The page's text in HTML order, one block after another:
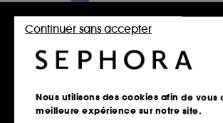
BYOMA
Hydrating Serum
19,00€
THE
Solution à
11,50€
Nous utilisons des cookies afin de vous
meilleure expérience sur notre site.
Continuer sans accepter